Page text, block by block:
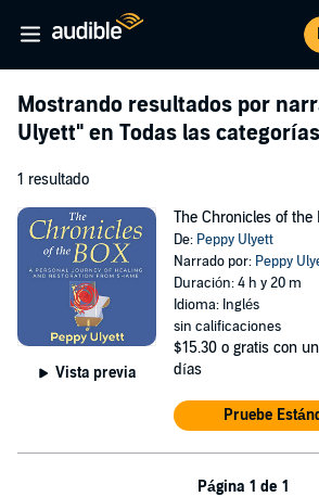
Mostrando resultados por
Ulyett" en Todas las categorías
1 resultado
Vista previa
The Chronicles of the
De: Peppy Ulyett
Narrado por: Peppy
Duración: 4 h y 20 m
Idioma: Inglés
sin calificaciones
$15.30 o gratis con
días
Pruebe
Página 1 de 1